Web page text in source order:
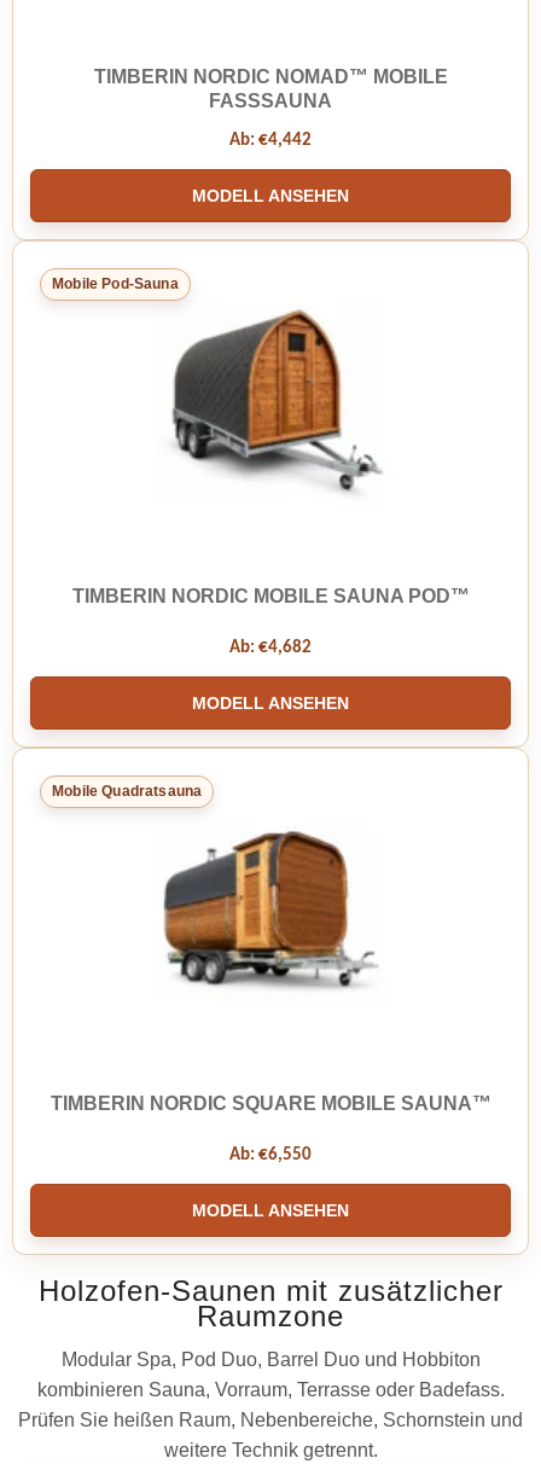
TIMBERIN NORDIC NOMAD™ MOBILE
FASSSAUNA
Ab: €4,442
MODELL ANSEHEN
Mobile Pod-Sauna
TIMBERIN NORDIC MOBILE SAUNA POD™
Ab: €4,682
MODELL ANSEHEN
Mobile Quadratsauna
TIMBERIN NORDIC SQUARE MOBILE SAUNA™
Ab: €6,550
MODELL ANSEHEN
Holzofen-Saunen mit zusätzlicher
Raumzone
Modular Spa, Pod Duo, Barrel Duo und Hobbiton
kombinieren Sauna, Vorraum, Terrasse oder Badefass.
Prüfen Sie heißen Raum, Nebenbereiche, Schornstein und
weitere Technik getrennt.